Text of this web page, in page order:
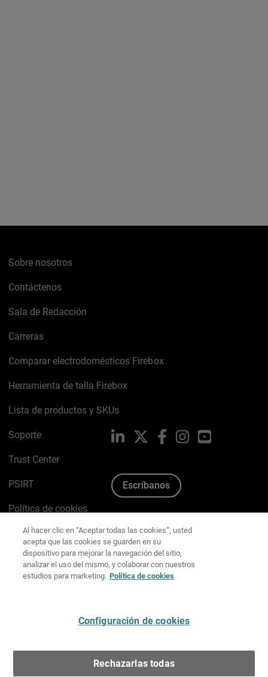
Sobre nosotros
Contáctenos
Sala de Redacción
Carreras
Comparar electrodomésticos Firebox
Herramienta de talla Firebox
Lista de productos y SKUs
Soporte
Trust Center
PSIRT
Política de cookies
Política de privacidad
Kit de medios y marca
Preferencias de correo
LinkedIn FacebookInstagramYouTube
Escríbanos
Copyright © 1996-2026 WatchGuard Technologies, Inc.
acepta que las cookies se guarden en su
dispositivo para mejorar la navegación del sitio,
analizar el uso del mismo, y colaborar con nuestros
estudios para marketing. Política de cookies
Rechazarlas todas